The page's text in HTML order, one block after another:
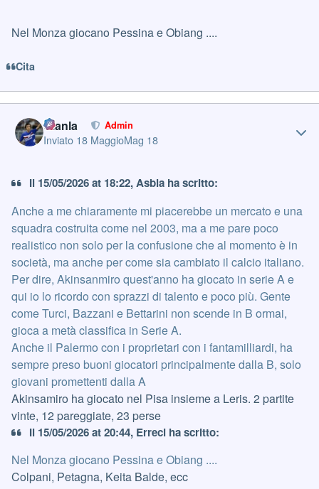
Nel Monza giocano Pessina e Obiang ....
Cita
Gianla Admin
Inviato 18 MaggioMag 18
Il 15/05/2026 at 18:22, Asbla ha scritto:
Anche a me chiaramente mi piacerebbe un mercato e una
squadra costruita come nel 2003, ma a me pare poco
realistico non solo per la confusione che al momento è in
società, ma anche per come sia cambiato il calcio italiano.
Per dire, Akinsanmiro quest'anno ha giocato in serie A e
qui io lo ricordo con sprazzi di talento e poco più. Gente
come Turci, Bazzani e Bettarini non scende in B ormai,
gioca a metà classifica in Serie A.
Anche il Palermo con i proprietari con i fantamilliardi, ha
sempre preso buoni giocatori principalmente dalla B, solo
giovani promettenti dalla A
Akinsamiro ha giocato nel Pisa insieme a Leris. 2 partite
vinte, 12 pareggiate, 23 perse
Il 15/05/2026 at 20:44, Erreci ha scritto:
Nel Monza giocano Pessina e Obiang ....
Colpani, Petagna, Keita Balde, ecc